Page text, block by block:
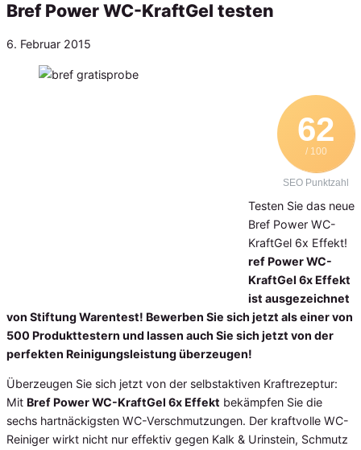
Bref Power WC-KraftGel testen
Veröffentlicht
6. Februar 2015
62
/ 100
SEO Punktzahl
Testen Sie das neue
Bref Power WC-
KraftGel 6x Effekt!
ref Power WC-
KraftGel 6x Effekt
ist ausgezeichnet
von Stiftung Warentest! Bewerben Sie sich jetzt als einer von
500 Produkttestern und lassen auch Sie sich jetzt von der
perfekten Reinigungsleistung überzeugen!
Überzeugen Sie sich jetzt von der selbstaktiven Kraftrezeptur:
Mit Bref Power WC-KraftGel 6x Effekt bekämpfen Sie die
sechs hartnäckigsten WC-Verschmutzungen. Der kraftvolle WC-
Reiniger wirkt nicht nur effektiv gegen Kalk & Urinstein, Schmutz